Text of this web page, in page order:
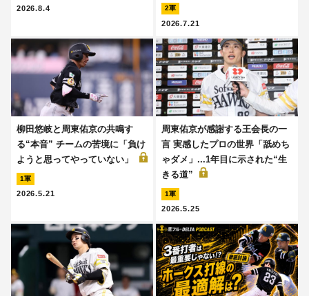
2026.8.4 2軍
2026.7.21
柳田悠岐と周東佑京の共鳴す
る“本音” チームの苦境に「負け
ようと思ってやっていない」
1軍
2026.5.21
周東佑京が感謝する王会長の一
言 実感したプロの世界「舐めち
ゃダメ」...1年目に示された“生
きる道”
1軍
2026.5.25